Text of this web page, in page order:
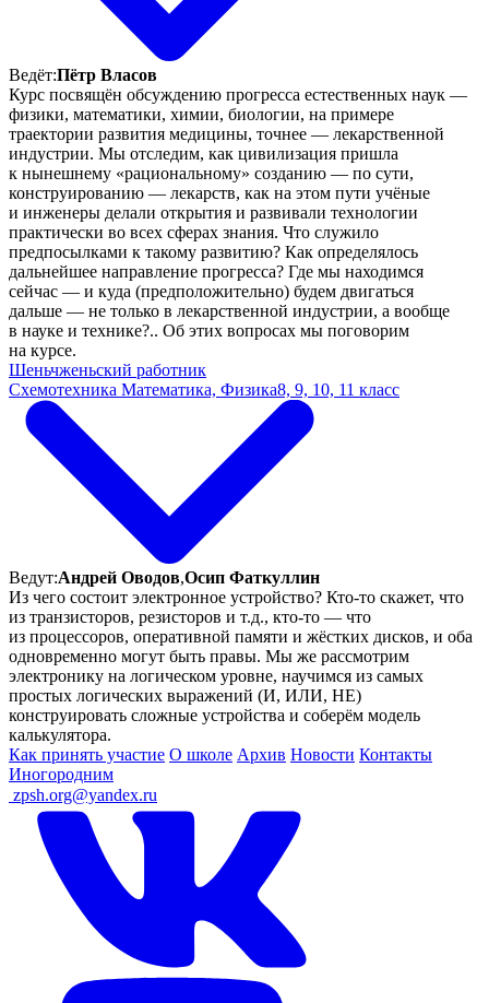
Ведёт:Пётр Власов
Курс посвящён обсуждению прогресса естественных наук —
физики, математики, химии, биологии, на примере
траектории развития медицины, точнее — лекарственной
индустрии. Мы отследим, как цивилизация пришла
к нынешнему «рациональному» созданию — по сути,
конструированию — лекарств, как на этом пути учёные
и инженеры делали открытия и развивали технологии
практически во всех сферах знания. Что служило
предпосылками к такому развитию? Как определялось
дальнейшее направление прогресса? Где мы находимся
сейчас — и куда (предположительно) будем двигаться
дальше — не только в лекарственной индустрии, а вообще
в науке и технике?.. Об этих вопросах мы поговорим
на курсе.
Шеньчженьский работник
Схемотехника Математика, Физика8, 9, 10, 11 класс
Ведут:Андрей Оводов,Осип Фаткуллин
Из чего состоит электронное устройство? Кто-то скажет, что
из транзисторов, резисторов и т.д., кто-то — что
из процессоров, оперативной памяти и жёстких дисков, и оба
одновременно могут быть правы. Мы же рассмотрим
электронику на логическом уровне, научимся из самых
простых логических выражений (И, ИЛИ, НЕ)
конструировать сложные устройства и соберём модель
калькулятора.
Как принять участие О школе Архив Новости Контакты
Иногородним
zpsh.org@yandex.ru